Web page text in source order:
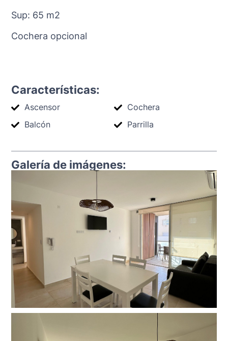
Sup: 65 m2
Cochera opcional
Características:
Ascensor
Cochera
Balcón
Parrilla
Galería de imágenes: